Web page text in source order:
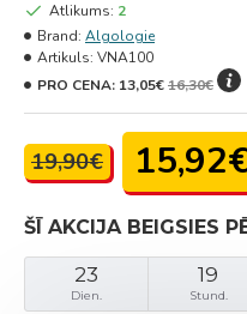
ŠĪ AKCIJA BEIGSIES
23
Dien.
19
Stund.
19,90€
Atlikums: 2
Brand: Algologie
Artikuls: VNA100
PRO CENA: 13,05€16,30€